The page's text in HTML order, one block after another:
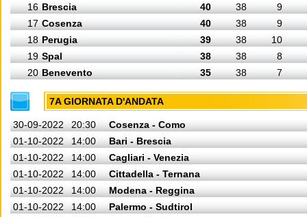
16 Brescia 40 38
9
17 Cosenza 40 38
9
18 Perugia 39 38
10
19 Spal 38 38
8
20 Benevento 35 38 7
7A GIORNATA D'ANDATA
30-09-2022 20:30
Cosenza - Como
01-10-2022
14:00
Bari - Brescia
01-10-2022
14:00
Cagliari - Venezia
01-10-2022
14:00
Cittadella - Ternana
01-10-2022
14:00
Modena - Reggina
01-10-2022
14:00
Palermo - Sudtirol